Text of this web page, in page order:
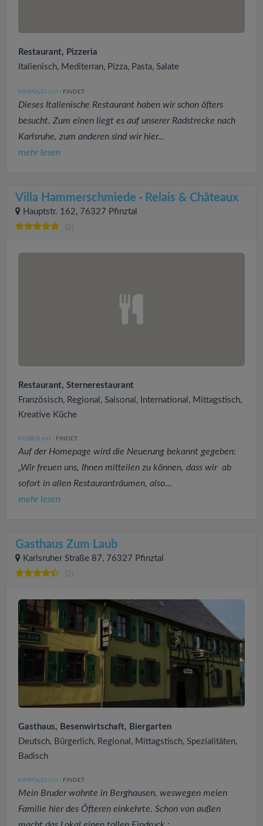
Restaurant, Pizzeria
Italienisch, Mediterran, Pizza, Pasta, Salate
KIMPOLDI (117 ) FINDET:
Dieses Italienische Restaurant haben wir schon öfters
besucht. Zum einen liegt es auf unserer Radstrecke nach
Karlsruhe, zum anderen sind wir hier...
mehr lesen
Villa Hammerschmiede · Relais & Châteaux
Hauptstr. 162, 76327 Pfinztal
(2)
Restaurant, Sternerestaurant
Französisch, Regional, Saisonal, International, Mittagstisch,
Kreative Küche
KGSBUS (691 ) FINDET:
Auf der Homepage wird die Neuerung bekannt gegeben:
„Wir freuen uns, Ihnen mitteilen zu können, dass wir ab
sofort in allen Restauranträumen, also...
mehr lesen
Gasthaus Zum Laub
Karlsruher Straße 87, 76327 Pfinztal
(2)
Gasthaus, Besenwirtschaft, Biergarten
Deutsch, Bürgerlich, Regional, Mittagstisch, Spezialitäten,
Badisch
KIMPOLDI (117 ) FINDET:
Mein Bruder wohnte in Berghausen, weswegen meien
Familie hier des Öfteren einkehrte. Schon von außen